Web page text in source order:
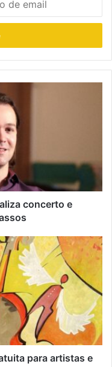
concerto e
para artistas e